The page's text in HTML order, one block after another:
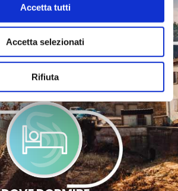
Accetta tutti
Accetta selezionati
Rifiuta
COME MUOVERSI